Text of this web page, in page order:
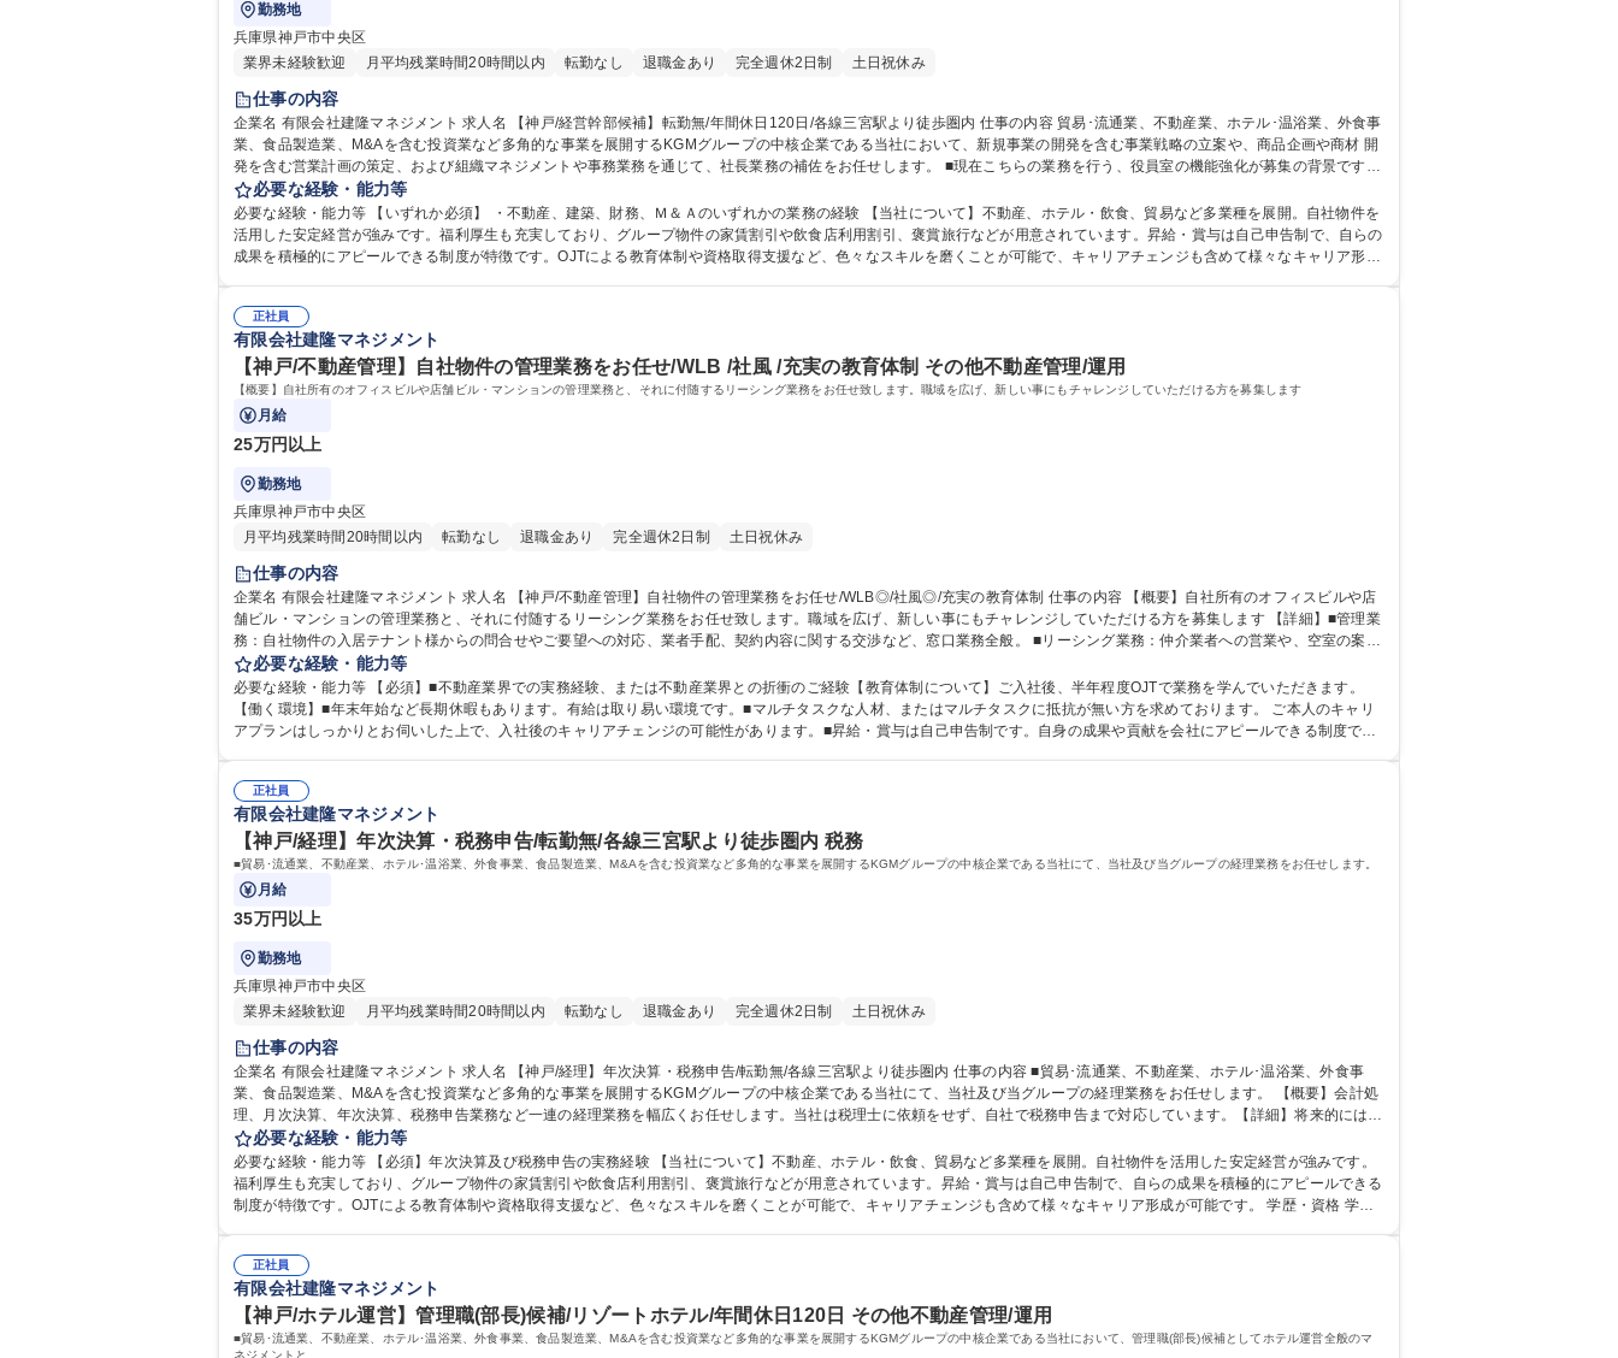
勤務地
兵庫県神戸市中央区
業界未経験歓迎
月平均残業時間20時間以内 転勤なし 退職金あり 完全週休2日制 土日祝休み
仕事の内容
企業名 有限会社建隆マネジメント 求人名 【神戸/経営幹部候補】転勤無/年間休日120日/各線三宮駅より徒歩圏内 仕事の内容 貿易･流通業、不動産業、ホテル･温浴業、外食事
業、食品製造業、M&Aを含む投資業など多角的な事業を展開するKGMグループの中核企業である当社において、新規事業の開発を含む事業戦略の立案や、商品企画や商材 開
発を含む営業計画の策定、および組織マネジメントや事務業務を通じて、社長業務の補佐をお任せします。 ■現在こちらの業務を行う、役員室の機能強化が募集の背景です。
役員室の既存社員も各々にスキルが異なり、今回の募集についても、どの分野から担当いただくかについては、スキルやご経験に応じて決定致します。 募集職種 【神戸/経営
幹部候補】転勤無/年間休日120日/各線三宮駅より徒歩圏内
必要な経験・能力等
必要な経験・能力等 【いずれか必須】 ・不動産、建築、財務、Ｍ＆Ａのいずれかの業務の経験 【当社について】不動産、ホテル・飲食、貿易など多業種を展開。自社物件を
活用した安定経営が強みです。福利厚生も充実しており、グループ物件の家賃割引や飲食店利用割引、褒賞旅行などが用意されています。昇給・賞与は自己申告制で、自らの
成果を積極的にアピールできる制度が特徴です。OJTによる教育体制や資格取得支援など、色々なスキルを磨くことが可能で、キャリアチェンジも含めて様々なキャリア形成
正社員
有限会社建隆マネジメント
【神戸/不動産管理】自社物件の管理業務をお任せ/WLB /社風 /充実の教育体制 その他不動産管理/運用
【概要】自社所有のオフィスビルや店舗ビル・マンションの管理業務と、それに付随するリーシング業務をお任せ致します。職域を広げ、新しい事にもチャレンジしていただける方を募集します
月給
25万円以上
勤務地
兵庫県神戸市中央区
月平均残業時間20時間以内
転勤なし 退職金あり 完全週休2日制 土日祝休み
仕事の内容
企業名 有限会社建隆マネジメント 求人名 【神戸/不動産管理】自社物件の管理業務をお任せ/WLB◎/社風◎/充実の教育体制 仕事の内容 【概要】自社所有のオフィスビルや店
舗ビル・マンションの管理業務と、それに付随するリーシング業務をお任せ致します。職域を広げ、新しい事にもチャレンジしていただける方を募集します 【詳細】■管理業
務：自社物件の入居テナント様からの問合せやご要望への対応、業者手配、契約内容に関する交渉など、窓口業務全般。 ■リーシング業務：仲介業者への営業や、空室の案
内、また、近隣の不動産動向の調査や情報収集。 ■企画業務：エリアやマーケットの分析を通じた物件ごとのマーチャンダイジング。 募集職種 【神戸/不動産管理】自社物件
の管理業務をお任せ/WLB◎/社風◎/充実の教育体制
必要な経験・能力等
必要な経験・能力等 【必須】■不動産業界での実務経験、または不動産業界との折衝のご経験【教育体制について】ご入社後、半年程度OJTで業務を学んでいただきます。
【働く環境】■年末年始など長期休暇もあります。有給は取り易い環境です。■マルチタスクな人材、またはマルチタスクに抵抗が無い方を求めております。 ご本人のキャリ
アプランはしっかりとお伺いした上で、入社後のキャリアチェンジの可能性があります。■昇給・賞与は自己申告制です。自身の成果や貢献を会社にアピールできる制度で
正社員
有限会社建隆マネジメント
【神戸/経理】年次決算・税務申告/転勤無/各線三宮駅より徒歩圏内 税務
■貿易･流通業、不動産業、ホテル･温浴業、外食事業、食品製造業、M&Aを含む投資業など多角的な事業を展開するKGMグループの中核企業である当社にて、当社及び当グループの経理業務をお任せします。
月給
35万円以上
勤務地
兵庫県神戸市中央区
業界未経験歓迎
月平均残業時間20時間以内 転勤なし 退職金あり 完全週休2日制 土日祝休み
仕事の内容
企業名 有限会社建隆マネジメント 求人名 【神戸/経理】年次決算・税務申告/転勤無/各線三宮駅より徒歩圏内 仕事の内容 ■貿易･流通業、不動産業、ホテル･温浴業、外食事
業、食品製造業、M&Aを含む投資業など多角的な事業を展開するKGMグループの中核企業である当社にて、当社及び当グループの経理業務をお任せします。 【概要】会計処
理、月次決算、年次決算、税務申告業務など一連の経理業務を幅広くお任せします。当社は税理士に依頼をせず、自社で税務申告まで対応しています。【詳細】将来的には当
グループ全体の財務分析や、知見を活かしたM&A、グループ会社の監査等にも携わっていただきたいと考えております。当グループは不動産管理業を軸足とし幅広い事業を
展開しております。 募集職種 【神戸/経理】年次決算・税務申告/転勤無/各線三宮駅より徒歩圏内
必要な経験・能力等
必要な経験・能力等 【必須】年次決算及び税務申告の実務経験 【当社について】不動産、ホテル・飲食、貿易など多業種を展開。自社物件を活用した安定経営が強みです。
福利厚生も充実しており、グループ物件の家賃割引や飲食店利用割引、褒賞旅行などが用意されています。昇給・賞与は自己申告制で、自らの成果を積極的にアピールできる
制度が特徴です。OJTによる教育体制や資格取得支援など、色々なスキルを磨くことが可能で、キャリアチェンジも含めて様々なキャリア形成が可能です。 学歴・資格 学
正社員
有限会社建隆マネジメント
【神戸/ホテル運営】管理職(部長)候補/リゾートホテル/年間休日120日 その他不動産管理/運用
■貿易･流通業、不動産業、ホテル･温浴業、外食事業、食品製造業、M&Aを含む投資業など多角的な事業を展開するKGMグループの中核企業である当社において、管理職(部長)候補としてホテル運営全般のマ
ネジメントと